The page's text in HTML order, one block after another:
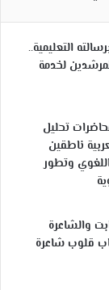
التعليمية..
لخدمة
تحليل
ناطقين
وتطور
والشاعرة
قلوب شاعرة